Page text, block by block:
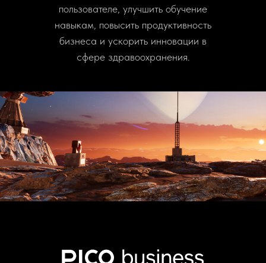
пользователе, улучшить обучение
навыкам, повысить продуктивность
бизнеса и ускорить инновации в
сфере здравоохранения.